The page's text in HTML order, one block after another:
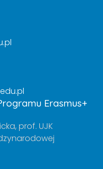
Erasmus+
prof. UJK